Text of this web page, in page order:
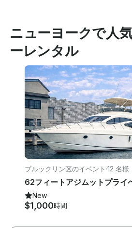
ニューヨークで人
ーレンタル
ブルックリン区のイベント ·12 名様
New
$1,000時間